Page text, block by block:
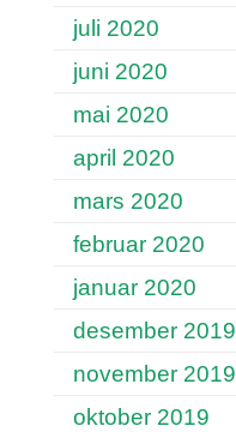
juli 2020
juni 2020
mai 2020
april 2020
mars 2020
februar 2020
januar 2020
desember 2019
november 2019
oktober 2019